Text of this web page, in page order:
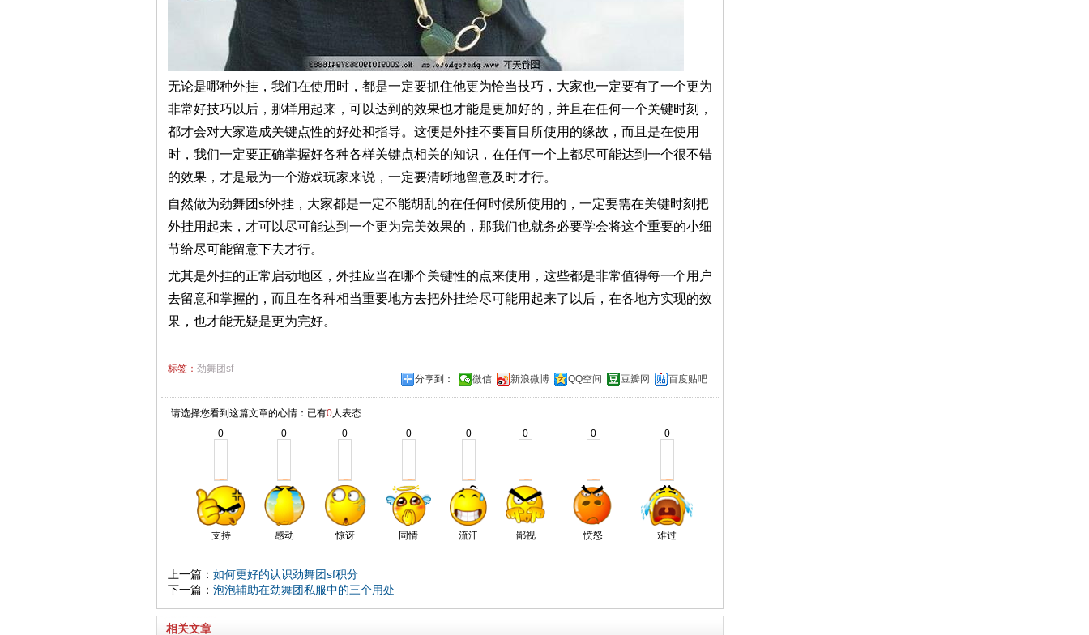
无论是哪种外挂，我们在使用时，都是一定要抓住他更为恰当技巧，大家也一定要有了一个更为
非常好技巧以后，那样用起来，可以达到的效果也才能是更加好的，并且在任何一个关键时刻，
都才会对大家造成关键点性的好处和指导。这便是外挂不要盲目所使用的缘故，而且是在使用
时，我们一定要正确掌握好各种各样关键点相关的知识，在任何一个上都尽可能达到一个很不错
的效果，才是最为一个游戏玩家来说，一定要清晰地留意及时才行。
自然做为劲舞团sf外挂，大家都是一定不能胡乱的在任何时候所使用的，一定要需在关键时刻把
外挂用起来，才可以尽可能达到一个更为完美效果的，那我们也就务必要学会将这个重要的小细
节给尽可能留意下去才行。
尤其是外挂的正常启动地区，外挂应当在哪个关键性的点来使用，这些都是非常值得每一个用户
去留意和掌握的，而且在各种相当重要地方去把外挂给尽可能用起来了以后，在各地方实现的效
果，也才能无疑是更为完好。
标签： 劲舞团sf
分享到：
微信 新浪微博 QQ空间 豆瓣网 百度贴吧
请选择您看到这篇文章的心情：已有0人表态
0
支持
0
感动
0
惊讶
0
同情
0
流汗
0
鄙视
0
愤怒
0
难过
上一篇： 如何更好的认识劲舞团sf积分
下一篇： 泡泡辅助在劲舞团私服中的三个用处
相关文章